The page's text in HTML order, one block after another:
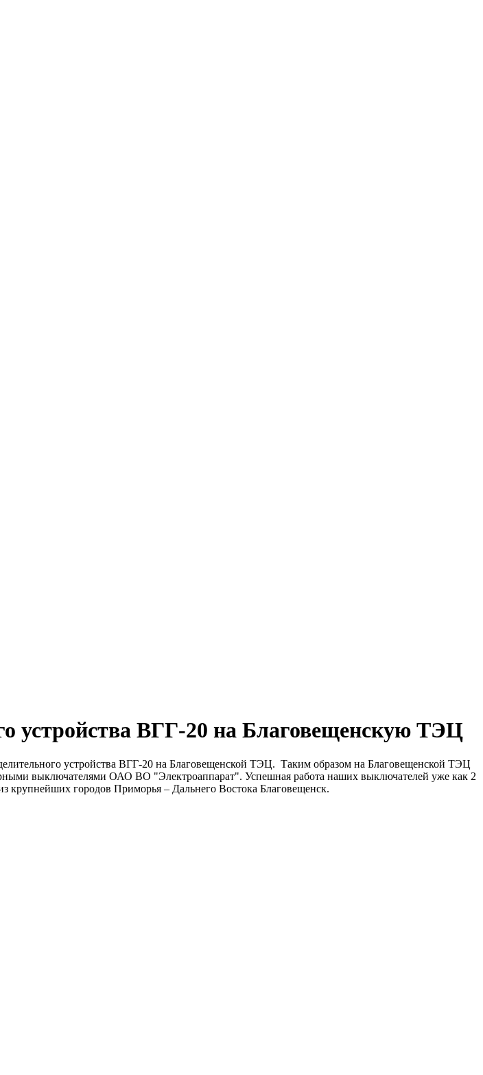
устройства ВГГ-20 на Благовещенскую ТЭЦ
устройства ВГГ-20 на Благовещенской ТЭЦ. Таким образом на Благовещенской ТЭЦ
выключателями ОАО ВО "Электроаппарат". Успешная работа наших выключателей уже как 2
крупнейших городов Приморья – Дальнего Востока Благовещенск.